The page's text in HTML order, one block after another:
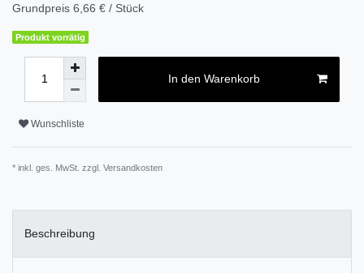
Grundpreis 6,66 € / Stück
Produkt vorrätig
In den Warenkorb
Wunschliste
* inkl. ges. MwSt. zzgl. Versandkosten
Beschreibung